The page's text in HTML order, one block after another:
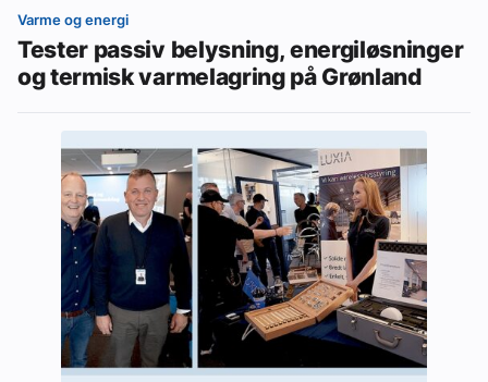
Varme og energi
Tester passiv belysning, energiløsninger
og termisk varmelagring på Grønland